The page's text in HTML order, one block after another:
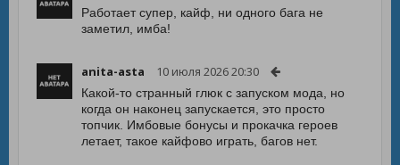
Работает супер, кайф, ни одного бага не
заметил, имба!
anita-asta 10 июля 2026 20:30
Какой-то странный глюк с запуском мода, но
когда он наконец запускается, это просто
топчик. Имбовые бонусы и прокачка героев
летает, такое кайфово играть, багов нет.